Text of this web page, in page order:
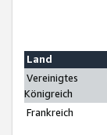
Land
Vereinigtes
Königreich
Frankreich